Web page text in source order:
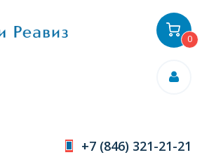
+7 (846) 321-21-21
0